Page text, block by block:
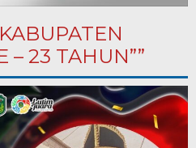
– 23 TAHUN””